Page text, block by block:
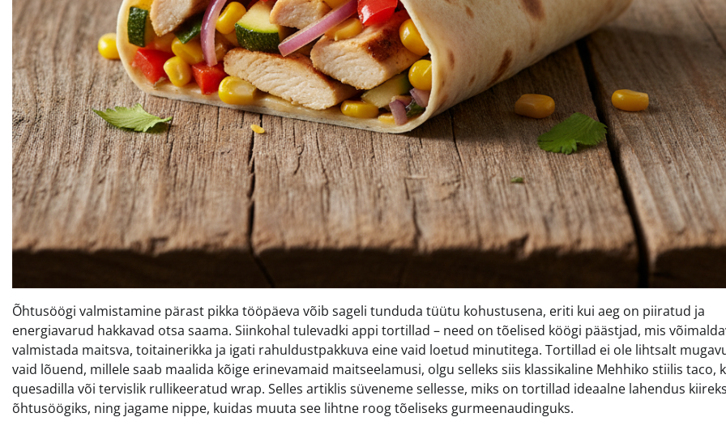
Õhtusöögi valmistamine pärast pikka tööpäeva võib sageli tunduda tüütu kohustusena, eriti kui aeg on piiratud ja
energiavarud hakkavad otsa saama. Siinkohal tulevadki appi tortillad – need on tõelised köögi päästjad, mis
valmistada maitsva, toitainerikka ja igati rahuldustpakkuva eine vaid loetud minutitega. Tortillad ei ole lihtsalt
vaid lõuend, millele saab maalida kõige erinevamaid maitseelamusi, olgu selleks siis klassikaline Mehhiko stiilis taco,
quesadilla või tervislik rullikeeratud wrap. Selles artiklis süveneme sellesse, miks on tortillad ideaalne lahendus
õhtusöögiks, ning jagame nippe, kuidas muuta see lihtne roog tõeliseks gurmeenaudinguks.